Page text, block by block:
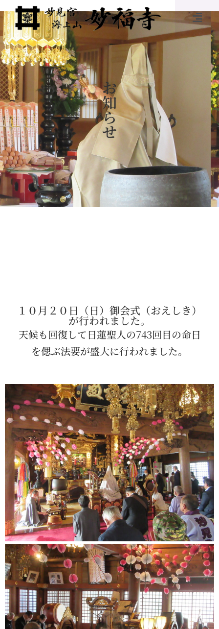
お
知
ら
せ
１０月２０日（日）御会式（おえしき）
が行われました。
天候も回復して日蓮聖人の743回目の命日
を偲ぶ法要が盛大に行われました。